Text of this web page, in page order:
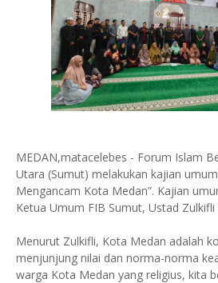
MEDAN,matacelebes - Forum Islam
Utara (Sumut) melakukan kajian
Mengancam Kota Medan”. Kajian
Ketua Umum FIB Sumut, Ustad Zulkifli
Menurut Zulkifli, Kota Medan adalah
menjunjung nilai dan norma-norma
warga Kota Medan yang religius, kita